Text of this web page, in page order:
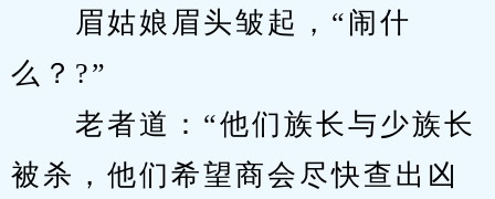
眉姑娘眉头皱起，“闹什
么？?”
老者道：“他们族长与少族长
被杀，他们希望商会尽快查出凶